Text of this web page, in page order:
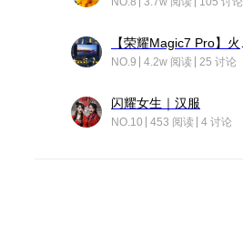
NO.9 4.2w 阅读 25 讨论
闪耀女生｜汉服
NO.10 453 阅读 4 讨论